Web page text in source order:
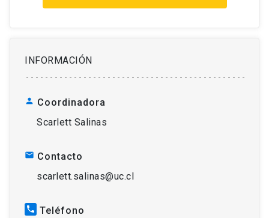
INFORMACIÓN
person Coordinadora
Scarlett Salinas
mail Contacto
scarlett.salinas@uc.cl
phone Teléfono